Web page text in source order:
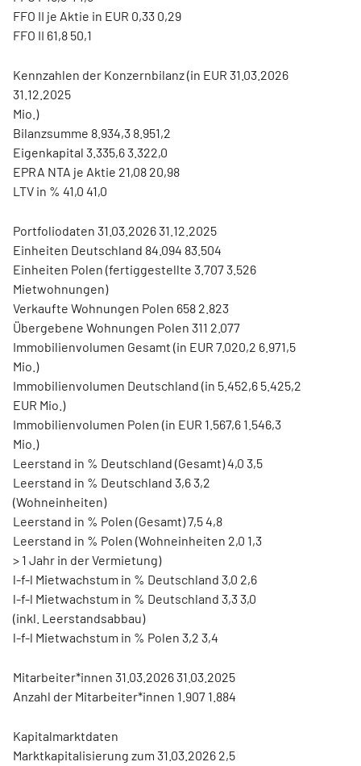
FFO II je Aktie in EUR 0,33 0,29
FFO II 61,8 50,1
Kennzahlen der Konzernbilanz (in EUR 31.03.2026
31.12.2025
Mio.)
Bilanzsumme 8.934,3 8.951,2
Eigenkapital 3.335,6 3.322,0
EPRA NTA je Aktie 21,08 20,98
LTV in % 41,0 41,0
Portfoliodaten 31.03.2026 31.12.2025
Einheiten Deutschland 84.094 83.504
Einheiten Polen (fertiggestellte 3.707 3.526
Mietwohnungen)
Verkaufte Wohnungen Polen 658 2.823
Übergebene Wohnungen Polen 311 2.077
Immobilienvolumen Gesamt (in EUR 7.020,2 6.971,5
Mio.)
Immobilienvolumen Deutschland (in 5.452,6 5.425,2
EUR Mio.)
Immobilienvolumen Polen (in EUR 1.567,6 1.546,3
Mio.)
Leerstand in % Deutschland (Gesamt) 4,0 3,5
Leerstand in % Deutschland 3,6 3,2
(Wohneinheiten)
Leerstand in % Polen (Gesamt) 7,5 4,8
Leerstand in % Polen (Wohneinheiten 2,0 1,3
> 1 Jahr in der Vermietung)
l-f-l Mietwachstum in % Deutschland 3,0 2,6
l-f-l Mietwachstum in % Deutschland 3,3 3,0
(inkl. Leerstandsabbau)
l-f-l Mietwachstum in % Polen 3,2 3,4
Mitarbeiter*innen 31.03.2026 31.03.2025
Anzahl der Mitarbeiter*innen 1.907 1.884
Kapitalmarktdaten
Marktkapitalisierung zum 31.03.2026 2,5